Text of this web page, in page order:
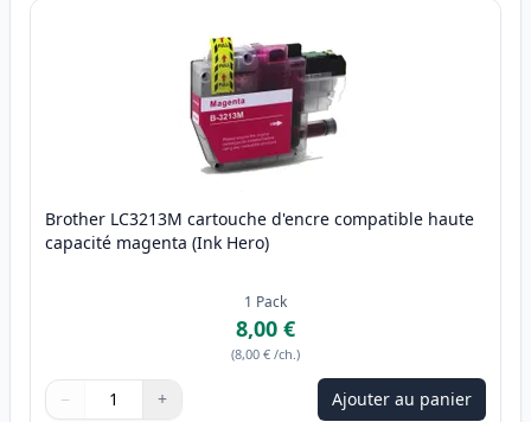
Brother LC3213M cartouche d'encre compatible haute
capacité magenta (Ink Hero)
1 Pack
8,00 €
(8,00 € /ch.)
Quantité
Utilisez les boutons pour ajuster
− +
Quantité Ajouter au panier